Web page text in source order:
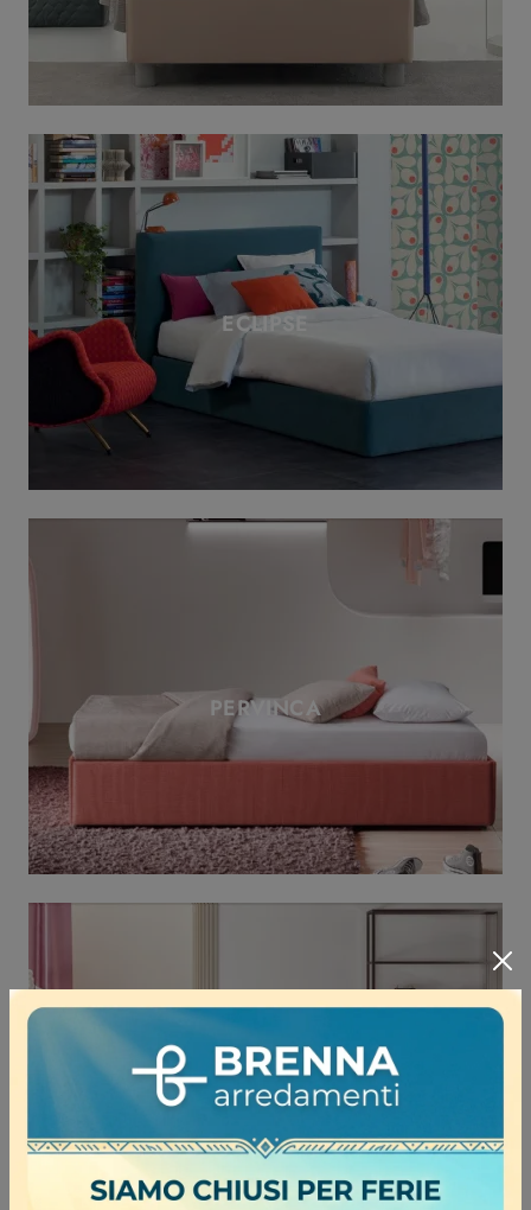
ECLIPSE
PERVINCA
BAMBUSA